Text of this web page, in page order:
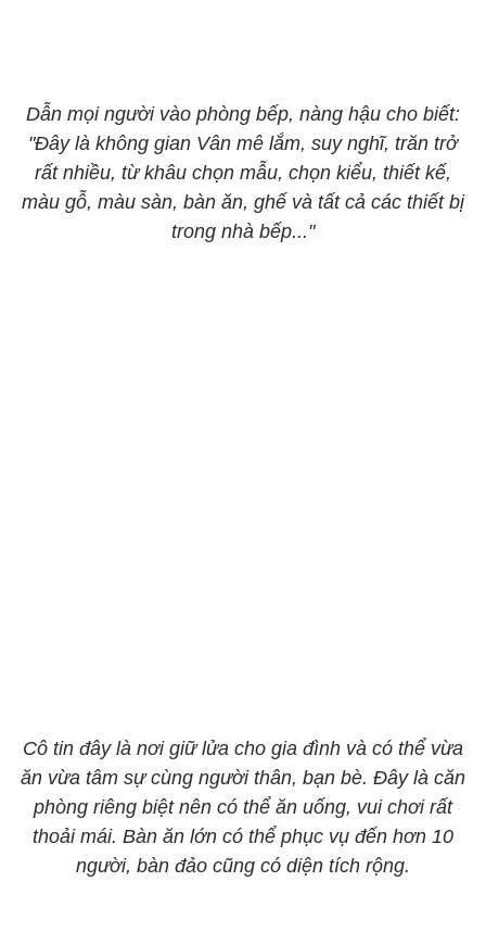
Dẫn mọi người vào phòng bếp, nàng hậu cho biết:
"Đây là không gian Vân mê lắm, suy nghĩ, trăn trở
rất nhiều, từ khâu chọn mẫu, chọn kiểu, thiết kế,
màu gỗ, màu sàn, bàn ăn, ghế và tất cả các thiết bị
trong nhà bếp..."
Cô tin đây là nơi giữ lửa cho gia đình và có thể vừa
ăn vừa tâm sự cùng người thân, bạn bè. Đây là căn
phòng riêng biệt nên có thể ăn uống, vui chơi rất
thoải mái. Bàn ăn lớn có thể phục vụ đến hơn 10
người, bàn đảo cũng có diện tích rộng.